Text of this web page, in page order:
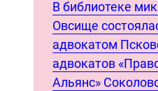
В библиотеке
Овсище
адвокатом
адвокатов
Альянс»